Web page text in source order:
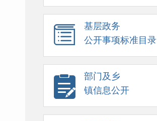
基层政务
公开事项标准目录
部门及乡
镇信息公开